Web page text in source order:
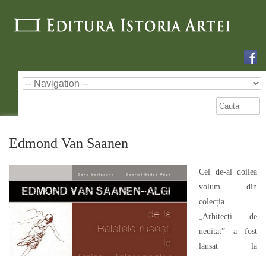
Edmond Van Saanen
Cel de-al doilea
volum din
colecția
„Arhitecți de
neuitat” a fost
lansat la